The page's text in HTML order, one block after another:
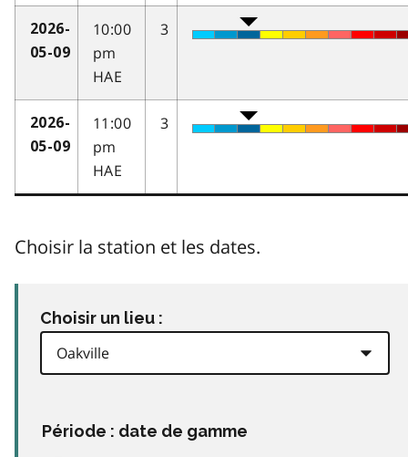
2026-
05-09
10:00
pm
HAE
3
2026-
05-09
11:00
pm
HAE
3
Choisir la station et les dates.
Choisir un lieu :
Période : date de gamme